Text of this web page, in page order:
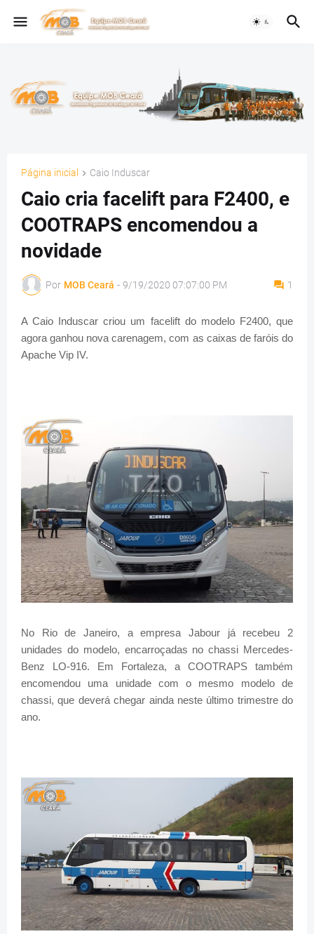
Página inicial Caio Induscar
Caio cria facelift para F2400, e
COOTRAPS encomendou a
novidade
Por MOB Ceará - 9/19/2020 07:07:00 PM 1
A Caio Induscar criou um facelift do modelo F2400, que
agora ganhou nova carenagem, com as caixas de faróis do
Apache Vip IV.
No Rio de Janeiro, a empresa Jabour já recebeu 2
unidades do modelo, encarroçadas no chassi Mercedes-
Benz LO-916. Em Fortaleza, a COOTRAPS também
encomendou uma unidade com o mesmo modelo de
chassi, que deverá chegar ainda neste último trimestre do
ano.